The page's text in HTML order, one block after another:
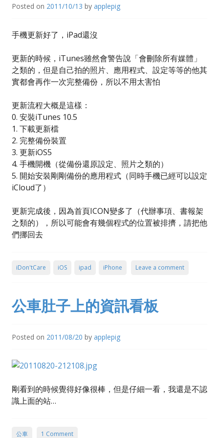
Posted on 2011/10/13 by applepig
手機更新好了，iPad還沒
更新的時候，iTunes雖然會警告說「會刪除所有媒體」
之類的，但是自己拍的照片、應用程式、設定等等的他其
實都會再作一次完整備份，所以不用太害怕
更新流程大概是這樣：
0. 安裝iTunes 10.5
1. 下載更新檔
2. 完整備份裝置
3. 更新iOS5
4. 手機開機（從備份還原設定、照片之類的）
5. 開始安裝剛剛備份的應用程式（同時手機已經可以設定
iCloud了）
更新完成後，因為首頁ICON變多了（代辦事項、書報架
之類的），所以可能會有幾個程式的位置被排擠，請把他
們挪回去
iDon'tCare iOS ipad iPhone Leave a comment
公車肚子上的資訊看板
Posted on 2011/08/20 by applepig
剛看到的時候覺得好像很棒，但是仔細一看，我還是不認
識上面的站…
公車 1 Comment